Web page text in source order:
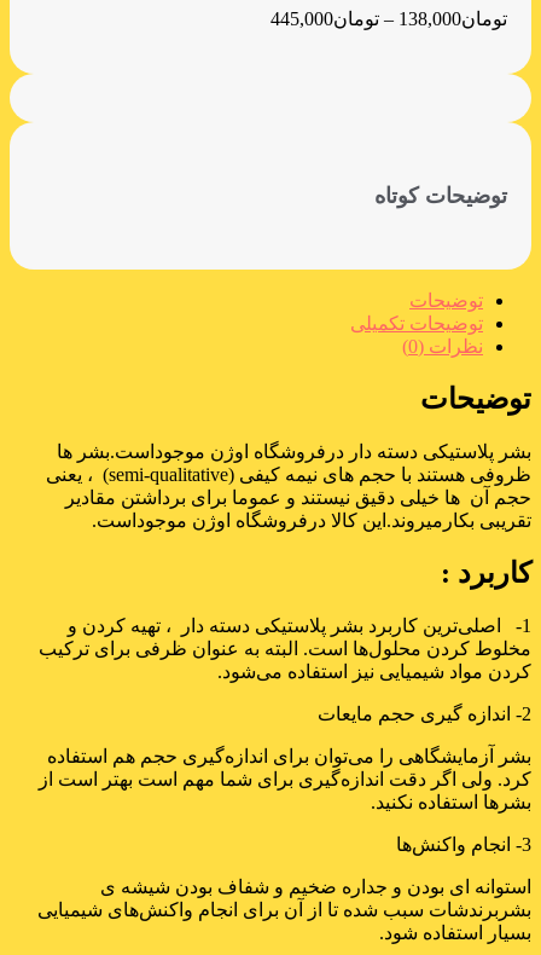
تومان138,000
– تومان445,000
توضیحات کوتاه
توضیحات
توضیحات تکمیلی
نظرات (0)
توضیحات
بشر پلاستیکی دسته دار درفروشگاه اوژن موجوداست.بشر ها
ظروفی هستند با حجم های نیمه کیفی (semi-qualitative) ، یعنی
حجم آن ها خیلی دقیق نیستند و عموما برای برداشتن مقادیر
تقریبی بکارمیروند.این کالا درفروشگاه اوژن موجوداست.
کاربرد :
1- اصلی‌ترین کاربرد بشر پلاستیکی دسته دار ، تهیه کردن و
مخلوط کردن محلول‌ها است. البته به عنوان ظرفی برای ترکیب
کردن مواد شیمیایی نیز استفاده می‌شود.
2- اندازه گیری حجم مایعات
بشر آزمایشگاهی را می‌توان برای اندازه‌گیری حجم هم استفاده
کرد. ولی اگر دقت اندازه‌گیری برای شما مهم است بهتر است از
بشرها استفاده نکنید.
3- انجام واکنش‌ها
استوانه ای بودن و جداره ضخیم و شفاف بودن شیشه ی
بشربرندشات سبب شده تا از آن برای انجام واکنش‌های شیمیایی
بسیار استفاده شود.